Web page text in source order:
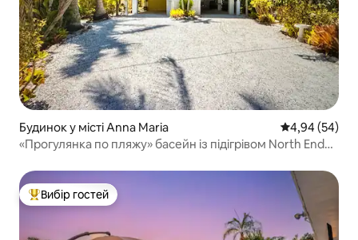
Будинок у місті Anna Maria Середня
4,94 (54)
«Прогулянка по пляжу» басейн із підігрівом North End
Топ вибір гостей
Вибір гостей